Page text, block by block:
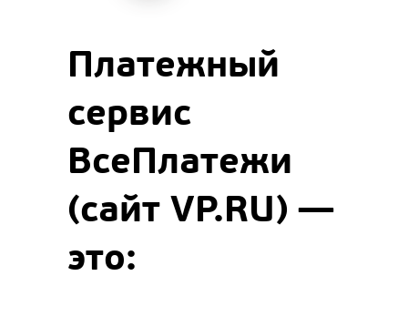
Платежный
сервис
ВсеПлатежи
(сайт VP.RU) —
это: